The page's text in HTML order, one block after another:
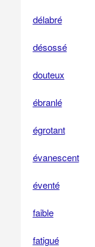
délabré
désossé
douteux
ébranlé
égrotant
évanescent
éventé
faible
fatigué